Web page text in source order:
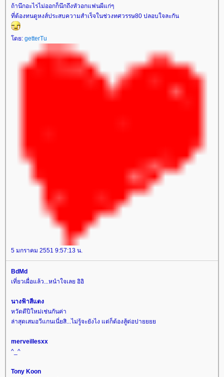
ถ้านึกอะไรไม่ออกก็นึกถึงหัวอกแฟนผีแก่ๆ
ที่ต้องทนดูหงส์ประสบความสำเร็จในช่วงทศวรรษ80 ปลอบใจละกัน
ดย: getterTu
5 มกราคม 2551 9:57:13 น.
BdMd
เที่ยวเผื่อแล้ว...หนำใจเลย อิอิ
นางฟ้าสีแดง
หวัดดีปีใหม่เช่นกันค่า
ล่าสุดเสมอวีแกนเนี่ยสิ...ไม่รู้จะยังไง แต่ก็ต้องสู้ต่อปา
merveillesxx
^_^
Tony Koon